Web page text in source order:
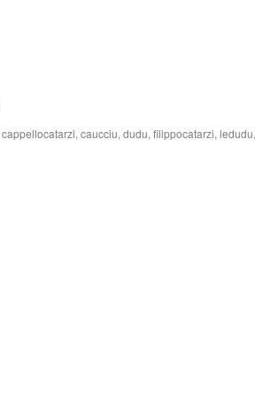
cappellocatarzi, caucciu, dudu, filippocatarzi, ledudu,